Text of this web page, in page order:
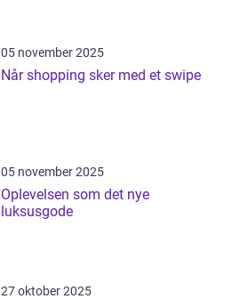
05 november 2025
Når shopping sker med et swipe
05 november 2025
Oplevelsen som det nye
luksusgode
27 oktober 2025